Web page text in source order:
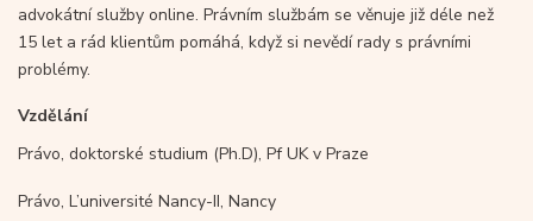
advokátní služby online. Právním službám se věnuje již déle než
15 let a rád klientům pomáhá, když si nevědí rady s právními
problémy.
Vzdělání
Právo, doktorské studium (Ph.D), Pf UK v Praze
Právo, L’université Nancy-II, Nancy